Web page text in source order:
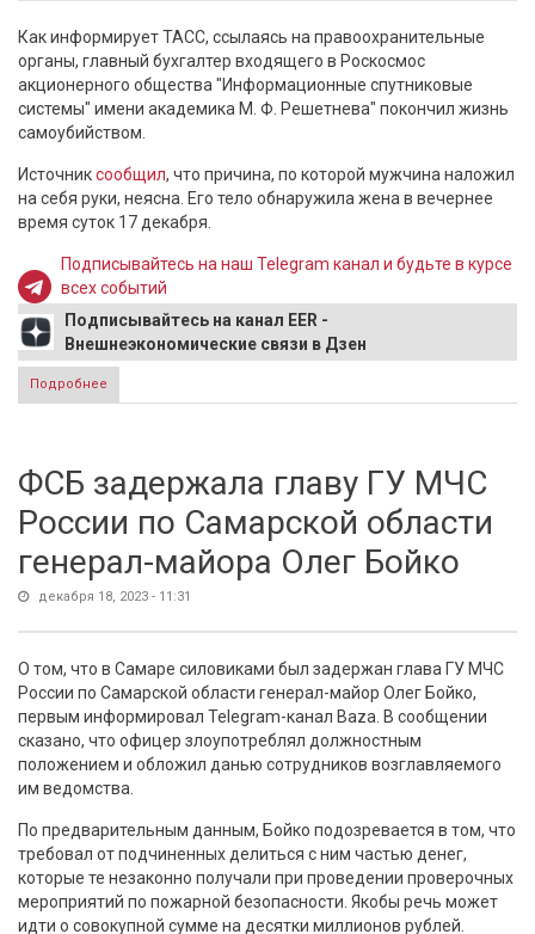
Как информирует ТАСС, ссылаясь на правоохранительные
органы, главный бухгалтер входящего в Роскосмос
акционерного общества "Информационные спутниковые
системы" имени академика М. Ф. Решетнева" покончил жизнь
самоубийством.
Источниксообщил, что причина, по которой мужчина наложил
на себя руки, неясна. Его тело обнаружила жена в вечернее
время суток 17 декабря.
Подписывайтесь на наш Telegram канал и будьте в курсе
всех событий
Подписывайтесь на канал EER -
Внешнеэкономические связи в Дзен
Подробнее
Решетнева" покончил жизнь самоубийством
ФСБ задержала главу ГУ МЧС
России по Самарской области
генерал-майора Олег Бойко
декабря 18, 2023 - 11:31
О том, что в Самаре силовиками был задержан глава ГУ МЧС
России по Самарской области генерал-майор Олег Бойко,
первым информировал Telegram-канал Baza. В сообщении
сказано, что офицер злоупотреблял должностным
положением и обложил данью сотрудников возглавляемого
им ведомства.
По предварительным данным, Бойко подозревается в том, что
требовал от подчиненных делиться с ним частью денег,
которые те незаконно получали при проведении проверочных
мероприятий по пожарной безопасности. Якобы речь может
идти о совокупной сумме на десятки миллионов рублей.